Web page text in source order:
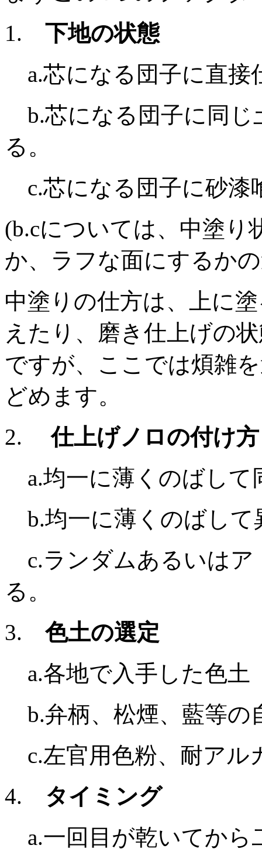
1. 下地の状態
a.芯になる団子に直接
b.芯になる団子に同じ
る。
c.芯になる団子に砂漆
(b.cについては、中塗り
か、ラフな面にするか
中塗りの仕方は、上に
えたり、磨き仕上げの
ですが、ここでは煩雑
どめます。
2.仕上げノロの付け方
a.均一に薄くのばして
b.均一に薄くのばして
c.ランダムあるいはア
る。
3. 色土の選定
a.各地で入手した色土
b.弁柄、松煙、藍等の
c.左官用色粉、耐アル
4. タイミング
a.一回目が乾いてから